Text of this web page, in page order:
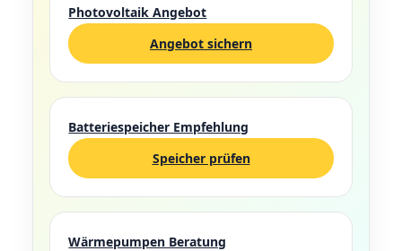
Photovoltaik Angebot
Angebot sichern
Batteriespeicher Empfehlung
Speicher prüfen
Wärmepumpen Beratung